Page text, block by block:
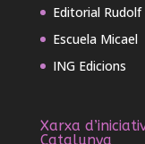
Editorial
Escuela Micael
ING Edicions
Xarxa
Catalunya